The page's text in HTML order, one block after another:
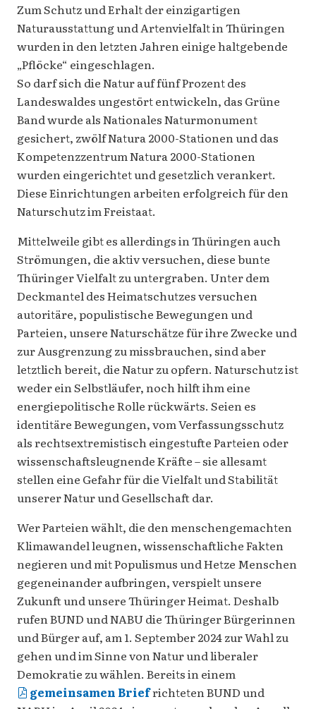
Zum Schutz und Erhalt der einzigartigen
Naturausstattung und Artenvielfalt in Thüringen
wurden in den letzten Jahren einige haltgebende
„Pflöcke“ eingeschlagen.
So darf sich die Natur auf fünf Prozent des
Landeswaldes ungestört entwickeln, das Grüne
Band wurde als Nationales Naturmonument
gesichert, zwölf Natura 2000-Stationen und das
Kompetenzzentrum Natura 2000-Stationen
wurden eingerichtet und gesetzlich verankert.
Diese Einrichtungen arbeiten erfolgreich für den
Naturschutz im Freistaat.
Mittelweile gibt es allerdings in Thüringen auch
Strömungen, die aktiv versuchen, diese bunte
Thüringer Vielfalt zu untergraben. Unter dem
Deckmantel des Heimatschutzes versuchen
autoritäre, populistische Bewegungen und
Parteien, unsere Naturschätze für ihre Zwecke und
zur Ausgrenzung zu missbrauchen, sind aber
letztlich bereit, die Natur zu opfern. Naturschutz ist
weder ein Selbstläufer, noch hilft ihm eine
energiepolitische Rolle rückwärts. Seien es
identitäre Bewegungen, vom Verfassungsschutz
als rechtsextremistisch eingestufte Parteien oder
wissenschaftsleugnende Kräfte – sie allesamt
stellen eine Gefahr für die Vielfalt und Stabilität
unserer Natur und Gesellschaft dar.
Wer Parteien wählt, die den menschengemachten
Klimawandel leugnen, wissenschaftliche Fakten
negieren und mit Populismus und Hetze Menschen
gegeneinander aufbringen, verspielt unsere
Zukunft und unsere Thüringer Heimat. Deshalb
rufen BUND und NABU die Thüringer Bürgerinnen
und Bürger auf, am 1. September 2024 zur Wahl zu
gehen und im Sinne von Natur und liberaler
Demokratie zu wählen. Bereits in einem
gemeinsamen Briefrichteten BUND und